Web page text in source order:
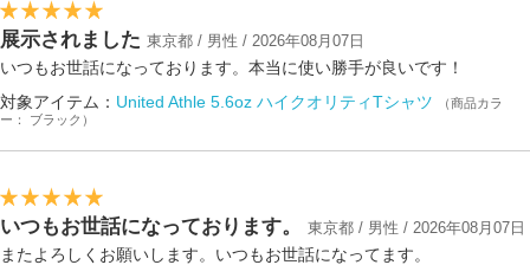
展示されました 東京都 / 男性 / 2026年08月07日
いつもお世話になっております。本当に使い勝手が良いです！
対象アイテム： United Athle 5.6oz ハイクオリティTシャツ
（商品カラ
ー： ブラック）
いつもお世話になっております。 東京都 / 男性 / 2026年08月07日
またよろしくお願いします。いつもお世話になってます。